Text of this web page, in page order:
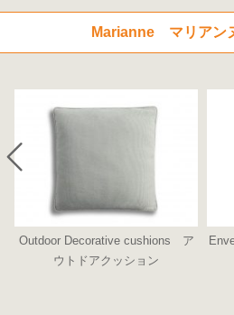
Marianne マリアン
Outdoor Decorative cushions ア
ウトドアクッション